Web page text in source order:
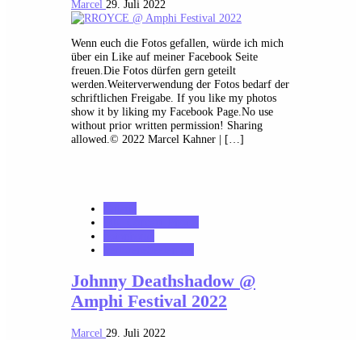
Marcel 29. Juli 2022
Wenn euch die Fotos gefallen, würde ich mich
über ein Like auf meiner Facebook Seite
freuen.Die Fotos dürfen gern geteilt
werden.Weiterverwendung der Fotos bedarf der
schriftlichen Freigabe. If you like my photos
show it by liking my Facebook Page.No use
without prior written permission! Sharing
allowed.© 2022 Marcel Kahner | […]
Johnny Deathshadow @
Amphi Festival 2022
Marcel 29. Juli 2022